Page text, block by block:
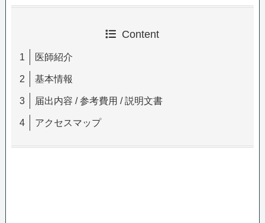
Content
医師紹介
基本情報
届出内容 / 参考費用 / 説明文書
アクセスマップ